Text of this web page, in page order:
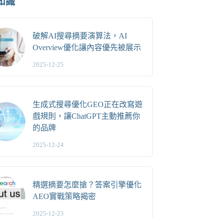
破解AI搜尋摘要演算法，AI
Overview優化讓內容優先被展示
2025-12-25
生成式搜尋優化GEO正在改寫遊
戲規則，讓ChatGPT主動推薦你
的品牌
2025-12-24
精選摘要怎麼搶？答案引擎優化
AEO實戰策略揭密
2025-12-23